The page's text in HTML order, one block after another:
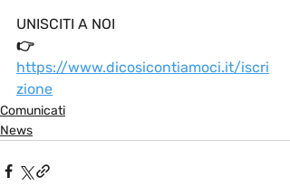
UNISCITI A NOI
👉
https://www.dicosicontiamoci.it/iscri
zione
Comunicati
News